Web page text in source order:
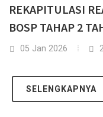
REKAPITULASI
BOSP TAHAP 2
05 Jan 2026
SELENGKAPNYA